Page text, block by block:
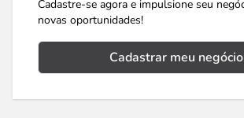
Cadastre-se agora e impulsione seu
novas oportunidades!
Cadastrar meu negócio